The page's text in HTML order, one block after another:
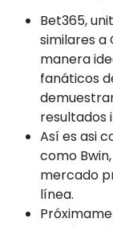
Bet365,
similares a
manera
fanáticos
resultados
Así es asi
como
mercado
línea.